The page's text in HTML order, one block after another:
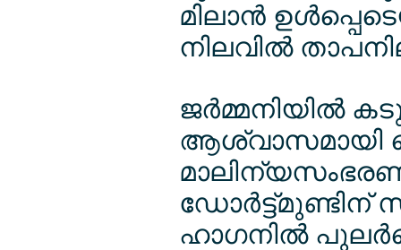
മിലാന്‍
നിലവില്‍
ജര്‍മ്മനിയില്‍
ആശ്വാസമായി
ഹാഗനില്‍